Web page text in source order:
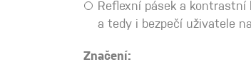
Reflexní pásek a
a tedy i bezpečí uživatele
Značení: